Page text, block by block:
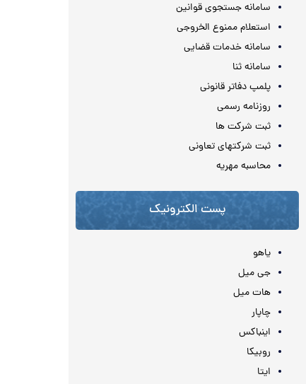
سامانه جستجوی قوانین
استعلام ممنوع الخروجی
سامانه خدمات قضایی
سامانه ثنا
پلمپ دفاتر قانونی
روزنامه رسمی
ثبت شرکت ها
ثبت شرکتهای تعاونی
محاسبه مهريه
پست الکترونیک
یاهو
جی میل
هات میل
چاپار
اینباکس
روبیکا
ایتا